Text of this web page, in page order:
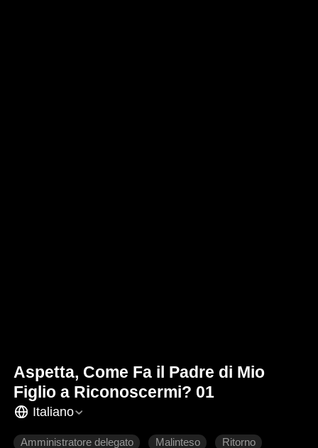
Aspetta, Come Fa il Padre di Mio
Figlio a Riconoscermi? 01
Italiano
Amministratore delegato Malinteso Ritorno